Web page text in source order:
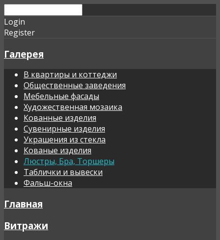
Login
Register
Галерея
В квартиры и коттеджи
Общественные заведения
Мебельные фасады
Художественная мозаика
Кованные изделия
Сувенирные изделия
Украшения из стекла
Кованые изделия
Люстры, Бра, Торшеры
Таблички и вывески
Фальш-окна
Главная
Витражи